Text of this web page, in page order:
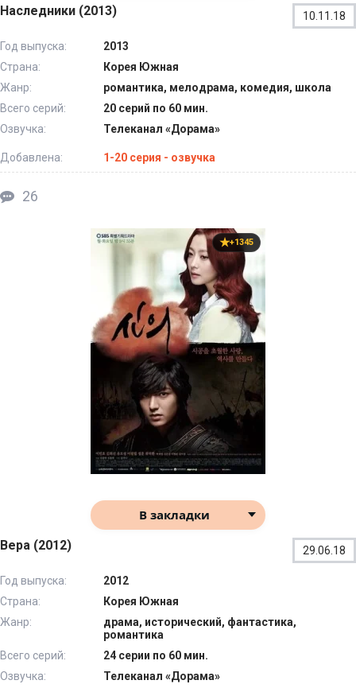
Наследники (2013) 10.11.18
Год выпуска:
2013
Страна:
Корея Южная
Жанр:
романтика, мелодрама, комедия, школа
Всего серий:
20 серий по 60 мин.
Озвучка:
Телеканал «Дорама»
Добавлена: 1-20 серия - озвучка
26
+1345
В закладки
Вера (2012) 29.06.18
Год выпуска:
2012
Страна:
Корея Южная
Жанр:
драма, исторический, фантастика,
романтика
Всего серий:
24 серии по 60 мин.
Озвучка:
Телеканал «Дорама»